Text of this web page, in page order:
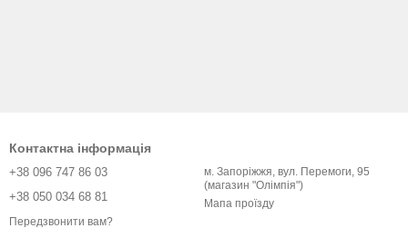
Контактна інформація
+38 096 747 86 03
+38 050 034 68 81
Передзвонити вам?
м. Запоріжжя, вул. Перемоги, 95
(магазин "Олімпія")
Мапа проїзду